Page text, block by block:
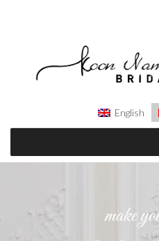
English
make